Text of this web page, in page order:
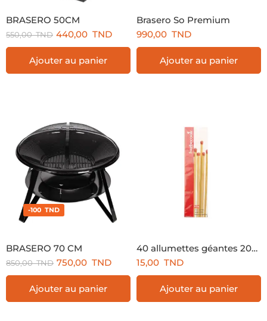
BRASERO 50CM
550,00TND 440,00 TND
Ajouter au panier
Brasero So Premium
990,00 TND
Ajouter au panier
BRASERO 70 CM
-100 TND
850,00TND 750,00 TND
Ajouter au panier
40 allumettes géantes 20cm FSC®
15,00 TND
Ajouter au panier